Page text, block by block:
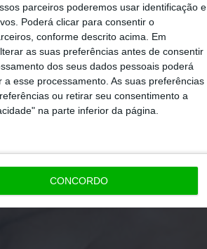
parceiros poderemos usar identificação e
Poderá clicar para consentir o
conforme descrito acima. Em
as suas preferências antes de consentir
dos seus dados pessoais poderá
esse processamento. As suas preferências
ou retirar seu consentimento a
na parte inferior da página.
CONCORDO